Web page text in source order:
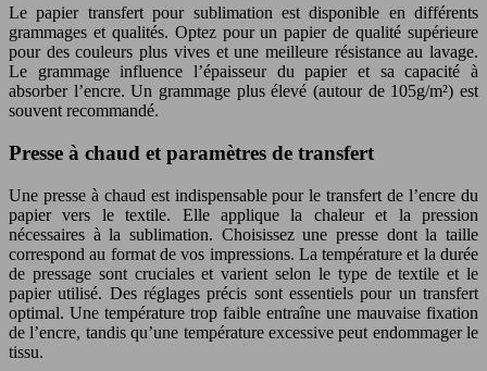
Le papier transfert pour sublimation est disponible en différents
grammages et qualités. Optez pour un papier de qualité supérieure
pour des couleurs plus vives et une meilleure résistance au lavage.
Le grammage influence l’épaisseur du papier et sa capacité à
absorber l’encre. Un grammage plus élevé (autour de 105g/m²) est
souvent recommandé.
Presse à chaud et paramètres de transfert
Une presse à chaud est indispensable pour le transfert de l’encre du
papier vers le textile. Elle applique la chaleur et la pression
nécessaires à la sublimation. Choisissez une presse dont la taille
correspond au format de vos impressions. La température et la durée
de pressage sont cruciales et varient selon le type de textile et le
papier utilisé. Des réglages précis sont essentiels pour un transfert
optimal. Une température trop faible entraîne une mauvaise fixation
de l’encre, tandis qu’une température excessive peut endommager le
tissu.